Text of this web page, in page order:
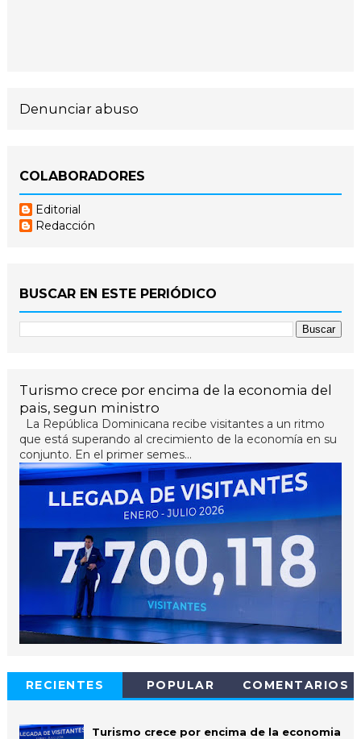
Denunciar abuso
COLABORADORES
Editorial
Redacción
BUSCAR EN ESTE PERIÓDICO
Turismo crece por encima de la economia del
pais, segun ministro
La República Dominicana recibe visitantes a un ritmo
que está superando al crecimiento de la economía en su
conjunto. En el primer semes...
RECIENTES POPULAR COMENTARIOS
Turismo crece por encima de la economia